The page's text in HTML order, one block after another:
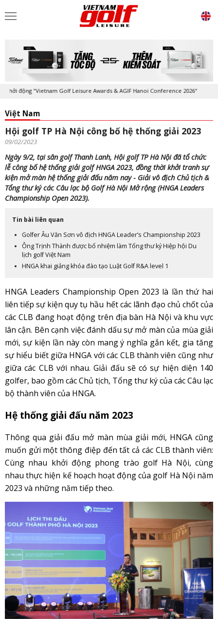
động "Vietnam Golf Leisure Awards & AGIF Hanoi Conference 2026"
Việt Nam
Hội golf TP Hà Nội công bố hệ thống giải 2023
09/02/2023
Ngày 9/2, tại sân golf Thanh Lanh, Hội golf TP Hà Nội đã tổ chức
lễ công bố hệ thống giải golf HNGA 2023, đồng thời khởi tranh sự
kiện mở màn hệ thống giải đấu năm nay - Giải vô địch Chủ tịch &
Tổng thư ký các Câu lạc bộ Golf Hà Nội Mở rộng (HNGA Leaders
Championship Open 2023).
Tin bài liên quan
Golfer Âu Văn Sơn vô địch HNGA Leader’s Championship 2023
Ông Trịnh Thành được bổ nhiệm làm Tổng thư ký Hiệp hội Du
lịch golf Việt Nam
HNGA khai giảng khóa đào tạo Luật Golf R&A level 1
HNGA Leaders Championship Open 2023 là lần thứ hai
liên tiếp sự kiện quy tụ hầu hết các lãnh đạo chủ chốt của
các CLB đang hoạt động trên địa bàn Hà Nội và khu vực
lân cận. Bên cạnh việc đánh dấu sự mở màn của mùa giải
mới, sự kiện lần này còn mang ý nghĩa gắn kết, gia tăng
sự hiểu biết giữa HNGA với các CLB thành viên cũng như
giữa các CLB với nhau. Giải đấu sẽ có sự hiện diện 140
golfer, bao gồm các Chủ tịch, Tổng thư ký của các Câu lạc
bộ thành viên của HNGA.
Hệ thống giải đấu năm 2023
Thông qua giải đấu mở màn mùa giải mới, HNGA cũng
muốn gửi một thông điệp đến tất cả các CLB thành viên:
Cùng nhau khởi động phong trào golf Hà Nội, cùng
nhau thực hiện kế hoạch hoạt động của golf Hà Nội năm
2023 và những năm tiếp theo.